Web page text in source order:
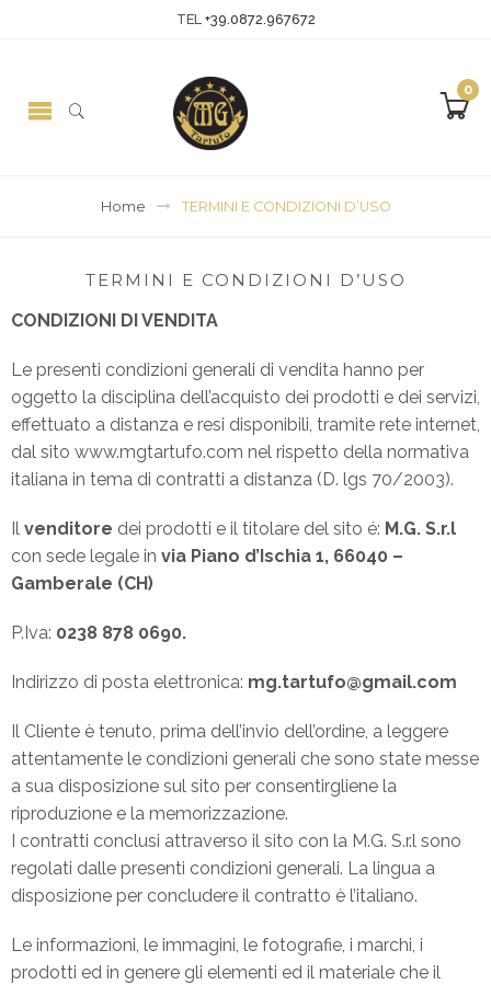
TEL +39.0872.967672
0
Home TERMINI E CONDIZIONI D’USO
TERMINI E CONDIZIONI D’USO
CONDIZIONI DI VENDITA
Le presenti condizioni generali di vendita hanno per
oggetto la disciplina dell’acquisto dei prodotti e dei servizi,
effettuato a distanza e resi disponibili, tramite rete internet,
dal sito www.mgtartufo.com nel rispetto della normativa
italiana in tema di contratti a distanza (D. lgs 70/2003).
Il venditore dei prodotti e il titolare del sito é: M.G. S.r.l
con sede legale in via Piano d’Ischia 1, 66040 –
Gamberale (CH)
P.Iva: 0238 878 0690.
Indirizzo di posta elettronica: mg.tartufo@gmail.com
Il Cliente è tenuto, prima dell’invio dell’ordine, a leggere
attentamente le condizioni generali che sono state messe
a sua disposizione sul sito per consentirgliene la
riproduzione e la memorizzazione.
I contratti conclusi attraverso il sito con la M.G. S.r.l sono
regolati dalle presenti condizioni generali. La lingua a
disposizione per concludere il contratto è l’italiano.
Le informazioni, le immagini, le fotografie, i marchi, i
prodotti ed in genere gli elementi ed il materiale che il